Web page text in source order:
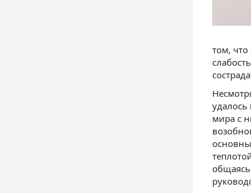
том, что
удалось
мира с